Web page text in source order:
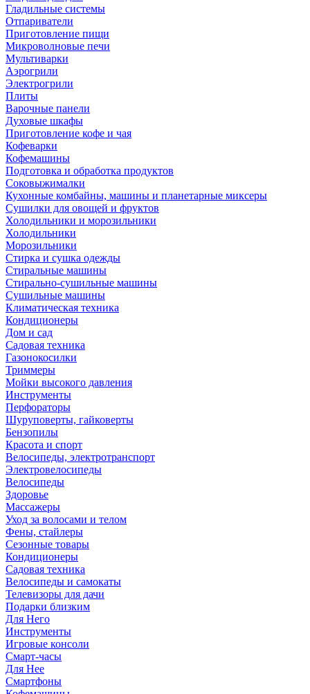
Гладильные системы
Отпариватели
Приготовление пищи
Микроволновые печи
Мультиварки
Аэрогрили
Электрогрили
Плиты
Варочные панели
Духовые шкафы
Приготовление кофе и чая
Кофеварки
Кофемашины
Подготовка и обработка продуктов
Соковыжималки
Кухонные комбайны, машины и планетарные миксеры
Сушилки для овощей и фруктов
Холодильники и морозильники
Холодильники
Морозильники
Стирка и сушка одежды
Стиральные машины
Стирально-сушильные машины
Сушильные машины
Климатическая техника
Кондиционеры
Дом и сад
Садовая техника
Газонокосилки
Триммеры
Мойки высокого давления
Инструменты
Перфораторы
Шуруповерты, гайковерты
Бензопилы
Красота и спорт
Велосипеды, электротранспорт
Электровелосипеды
Велосипеды
Здоровье
Массажеры
Уход за волосами и телом
Фены, стайлеры
Сезонные товары
Кондиционеры
Садовая техника
Велосипеды и самокаты
Телевизоры для дачи
Подарки близким
Для Него
Инструменты
Игровые консоли
Смарт-часы
Для Нее
Смартфоны